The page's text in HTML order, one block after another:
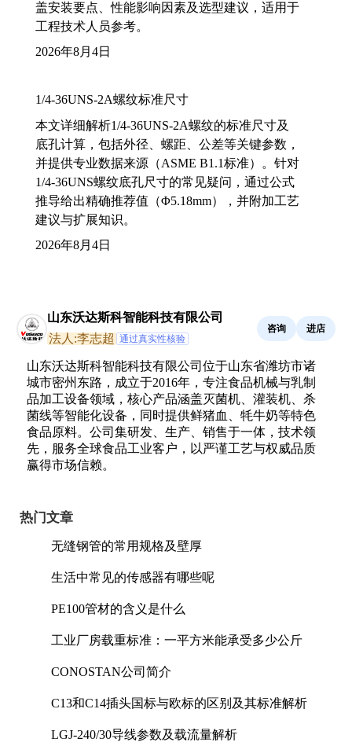
盖安装要点、性能影响因素及选型建议，适用于
工程技术人员参考。
2026年8月4日
1/4-36UNS-2A螺纹标准尺寸
本文详细解析1/4-36UNS-2A螺纹的标准尺寸及
底孔计算，包括外径、螺距、公差等关键参数，
并提供专业数据来源（ASME B1.1标准）。针对
1/4-36UNS螺纹底孔尺寸的常见疑问，通过公式
推导给出精确推荐值（Φ5.18mm），并附加工艺
建议与扩展知识。
2026年8月4日
山东沃达斯科智能科技有限公司
法人:李志超 通过真实性核验
咨询 进店
山东沃达斯科智能科技有限公司位于山东省潍坊市诸
城市密州东路，成立于2016年，专注食品机械与乳制
品加工设备领域，核心产品涵盖灭菌机、灌装机、杀
菌线等智能化设备，同时提供鲜猪血、牦牛奶等特色
食品原料。公司集研发、生产、销售于一体，技术领
先，服务全球食品工业客户，以严谨工艺与权威品质
赢得市场信赖。
热门文章
无缝钢管的常用规格及壁厚
生活中常见的传感器有哪些呢
PE100管材的含义是什么
工业厂房载重标准：一平方米能承受多少公斤
CONOSTAN公司简介
C13和C14插头国标与欧标的区别及其标准解析
LGJ-240/30导线参数及载流量解析